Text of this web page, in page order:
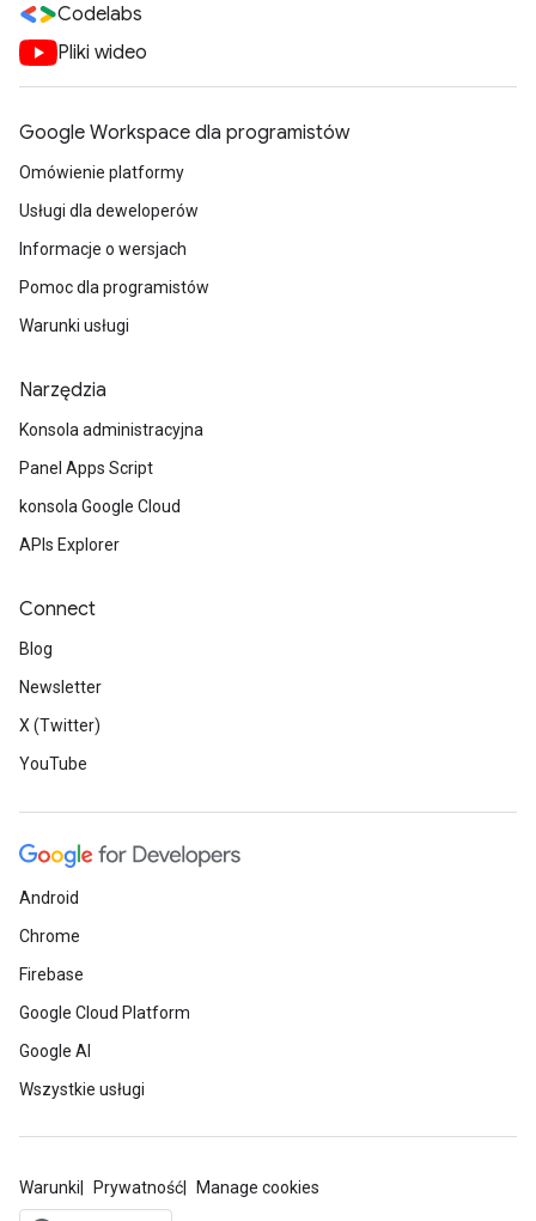
Codelabs
Pliki wideo
Google Workspace dla programistów
Omówienie platformy
Usługi dla deweloperów
Informacje o wersjach
Pomoc dla programistów
Warunki usługi
Narzędzia
Konsola administracyjna
Panel Apps Script
konsola Google Cloud
APIs Explorer
Connect
Blog
Newsletter
X (Twitter)
YouTube
Android
Chrome
Firebase
Google Cloud Platform
Google AI
Wszystkie usługi
Warunki Prywatność Manage cookies